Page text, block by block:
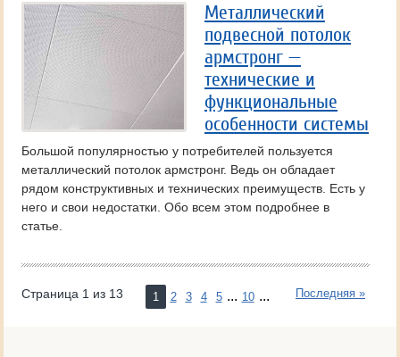
Металлический
подвесной потолок
армстронг —
технические и
функциональные
особенности системы
Большой популярностью у потребителей пользуется
металлический потолок армстронг. Ведь он обладает
рядом конструктивных и технических преимуществ. Есть у
него и свои недостатки. Обо всем этом подробнее в
статье.
Страница 1 из 13 1 2 3 4 5 ... 10 ... Последняя »